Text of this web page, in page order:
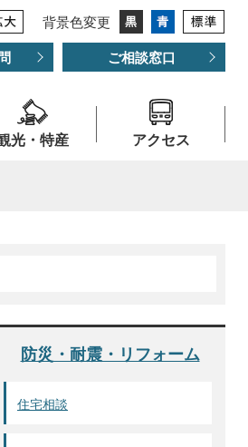
背景色変更
ご相談窓口
光・特産 アクセス
防災・耐震・リフォーム
住宅相談